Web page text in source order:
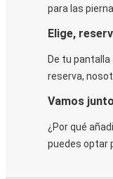
para las
Elige,
De tu
reserva,
Vamos
¿Por qué
puedes optar